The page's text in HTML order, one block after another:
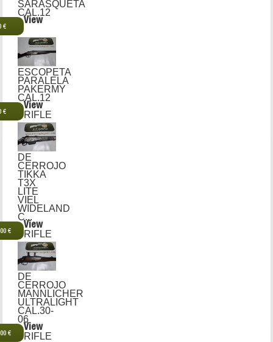
SARASQUETA
CAL.12
€
View
ESCOPETA
PARALELA
PAKERMY
CAL.12
€
View
RIFLE
DE
CERROJO
TIKKA
T3X
LITE
VIEL
WIDELAND
C...
€
View
RIFLE
DE
CERROJO
MANNLICHER
ULTRALIGHT
CAL.30-
06
€
View
RIFLE